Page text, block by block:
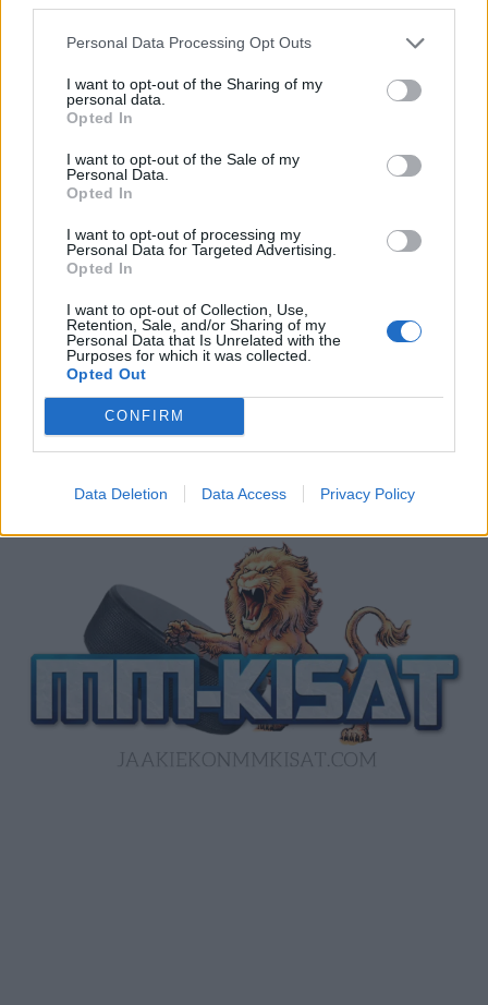
Personal Data Processing Opt Outs
I want to opt-out of the Sharing of my
personal data.
Opted In
I want to opt-out of the Sale of my
Personal Data.
Opted In
I want to opt-out of processing my
Personal Data for Targeted Advertising.
Opted In
I want to opt-out of Collection, Use,
Retention, Sale, and/or Sharing of my
Personal Data that Is Unrelated with the
Purposes for which it was collected.
Opted Out
CONFIRM
Data Deletion Data Access Privacy Policy
MM-kisat 2022 pelataan UROS
virallinen kisabiisi!
LIITTYVÄT ARTIKKELIT
Leijonat julkisti ketjut Sveitsi-peliin –
Aleksander Barkov tekee paluun
Venäläisveskari sekosi Suomen 2.
50 jäähyminuuttia
Kanada – USA klo 15:10 – näin katsot
ottelun ilmaiseksi TV:stä